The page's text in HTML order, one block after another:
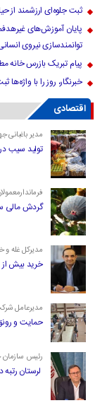
ثبت جلوه‌ای ارزشمند
پایان آموزش‌های
توانمندسازی نیروی
پیام تبریک بازرس خانه
خبرنگار، روز را با واژه‌ها
اقتصادی
مدیر باغبانی
تولید سیب در
گردش مالی
مدیرکل غله و
خرید بیش از ۲۹۴ هزار تن گندم از کشاورزان لرستان
مدیرعامل
حمایت و
رئیس سازمان
لرستان رتبه